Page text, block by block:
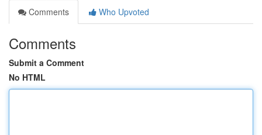
Comments
Who Upvoted
Comments
Submit a Comment
No HTML